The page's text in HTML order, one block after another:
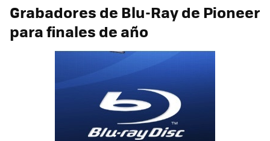
Grabadores de Blu-Ray de Pioneer
para finales de año